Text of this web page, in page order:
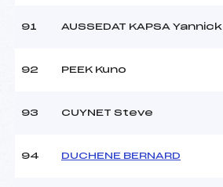
91 AUSSEDAT KAPSA Yannick
92 PEEK Kuno
93 CUYNET Steve
94 DUCHENE BERNARD